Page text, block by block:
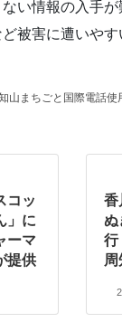
い情報の入手
被害に遭いや
山まちごと国際電話使
コッ
」に
ーマ
提供
香
ぬ
周